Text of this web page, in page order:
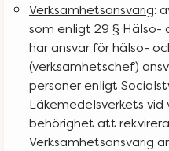
Verksamhetsansvarig:
som enligt 29 § Hälso-
har ansvar för hälso-
(verksamhetschef)
personer enligt
Läkemedelsverkets
behörighet att
Verksamhetsansvarig